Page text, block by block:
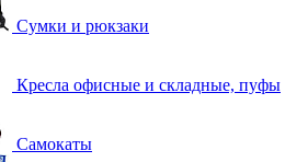
Сумки и рюкзаки
Кресла офисные и складные, пуфы
Самокаты